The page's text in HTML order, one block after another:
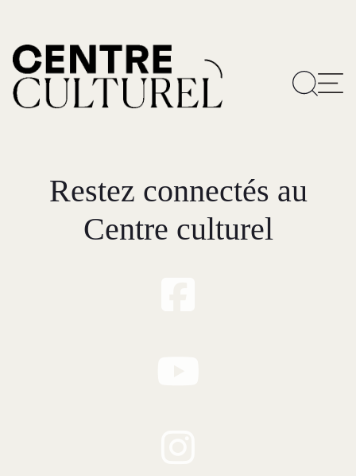
Restez connectés au
Centre culturel